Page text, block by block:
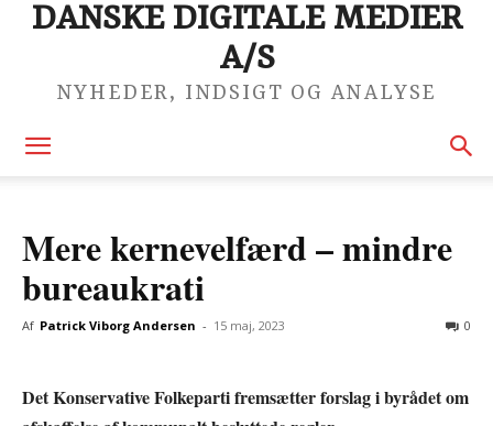
DANSKE DIGITALE MEDIER
A/S
NYHEDER, INDSIGT OG ANALYSE
Mere kernevelfærd – mindre
bureaukrati
Af Patrick Viborg Andersen - 15 maj, 2023 0
Det Konservative Folkeparti fremsætter forslag i byrådet om